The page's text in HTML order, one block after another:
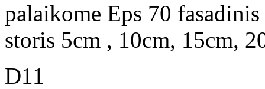
palaikome Eps 70
storis 5cm , 10cm, 15cm,
D11